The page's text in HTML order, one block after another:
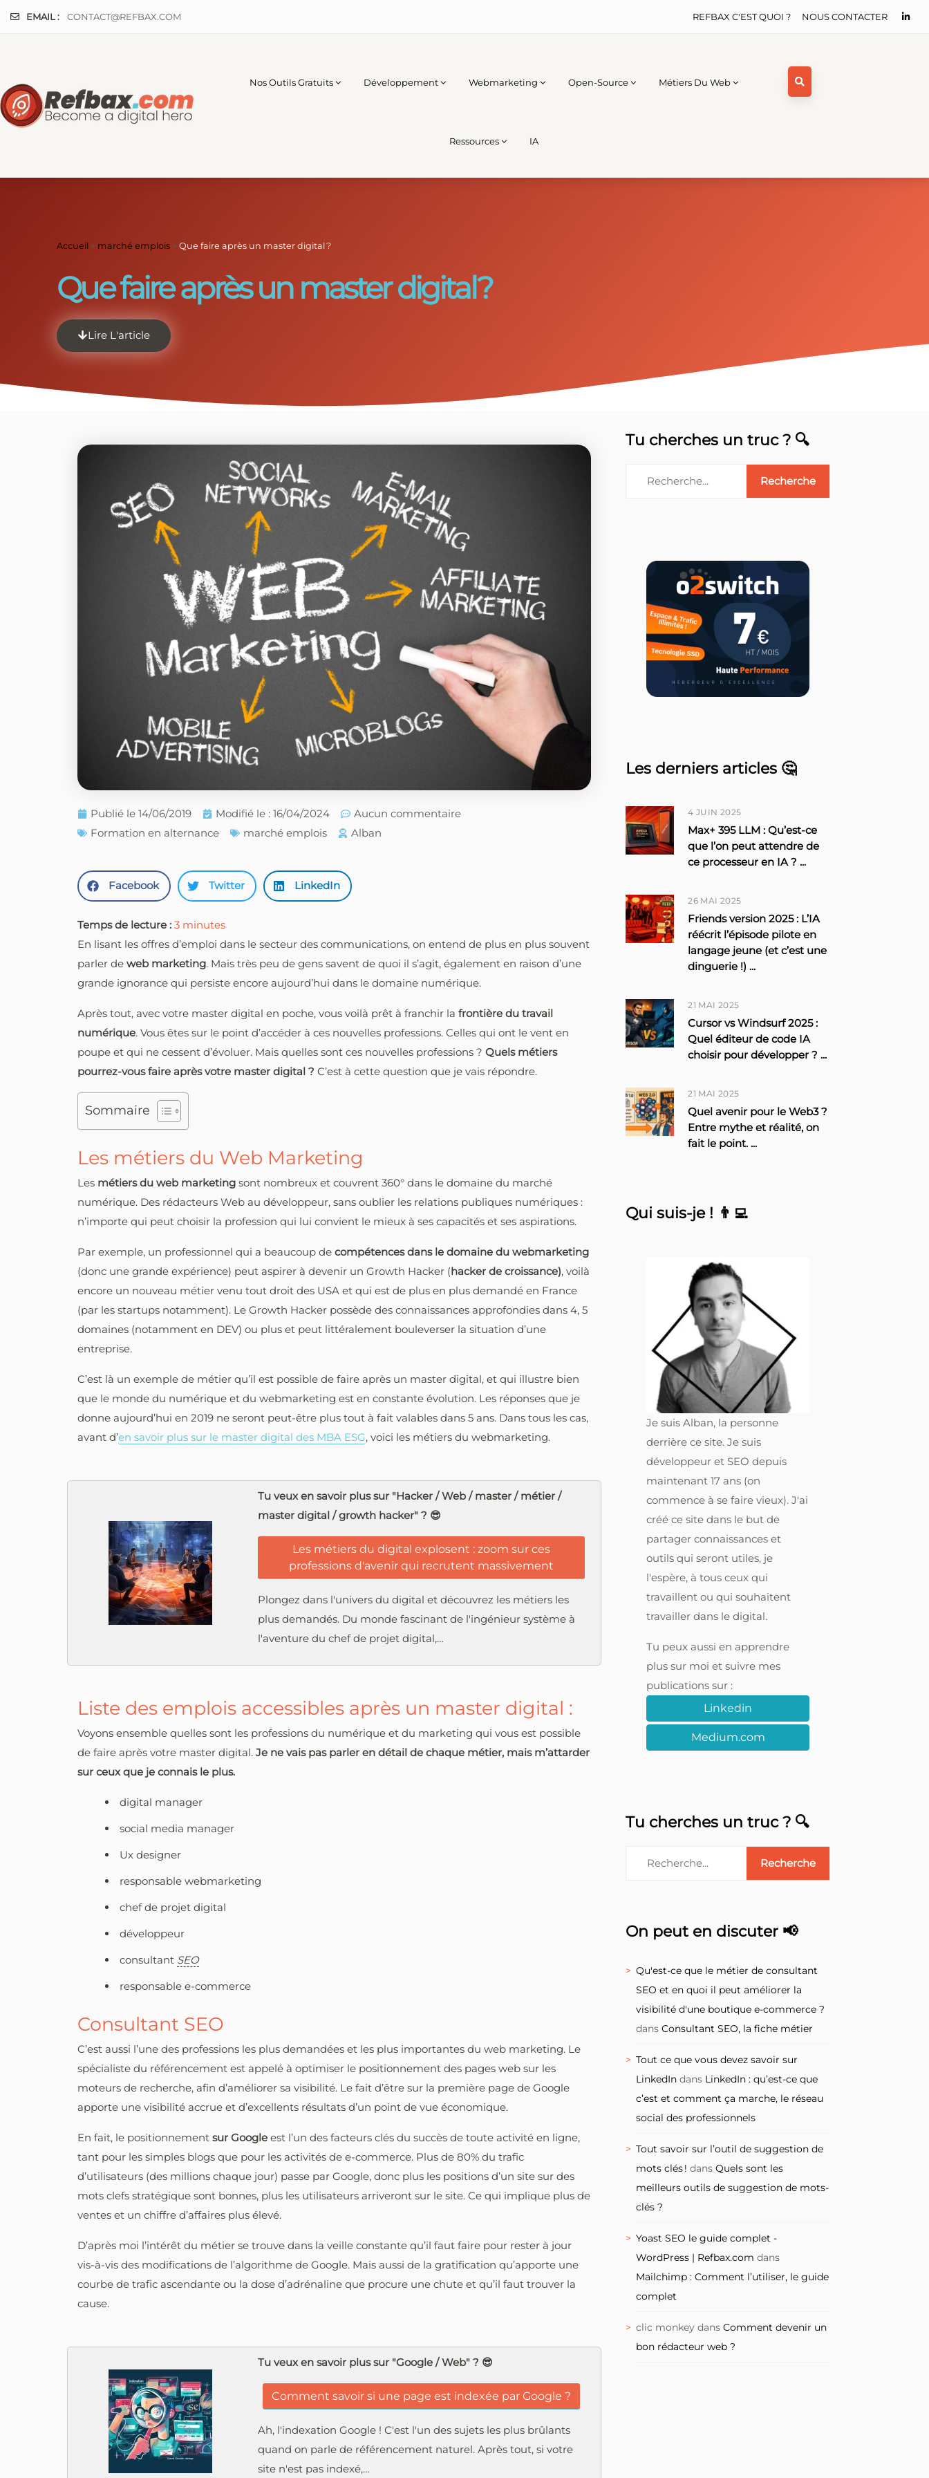
EMAIL : CONTACT@REFBAX.COM NOUS CONTACTER
REFBAX C'EST QUOI ?
Nos Outils Gratuits Développement Webmarketing Open-Source Métiers Du Web
Ressources IA
Accueil > marché emplois > Que faire après un master digital ?
Que faire après un master digital ?
Lire L'article
Publié le 14/06/2019 Modifié le : 16/04/2024
Aucun commentaire
Formation en alternance
marché emplois Alban
Facebook Twitter LinkedIn
Temps de lecture : 3 minutes
En lisant les offres d’emploi dans le secteur des communications, on entend de plus en plus souvent
parler de web marketing. Mais très peu de gens savent de quoi il s’agit, également en raison d’une
grande ignorance qui persiste encore aujourd’hui dans le domaine numérique.
Après tout, avec votre master digital en poche, vous voilà prêt à franchir la frontière du travail
numérique. Vous êtes sur le point d’accéder à ces nouvelles professions. Celles qui ont le vent en
poupe et qui ne cessent d’évoluer. Mais quelles sont ces nouvelles professions ? Quels métiers
pourrez-vous faire après votre master digital ? C’est à cette question que je vais répondre.
Sommaire
Les métiers du Web Marketing
Les métiers du web marketing sont nombreux et couvrent 360° dans le domaine du marché
numérique. Des rédacteurs Web au développeur, sans oublier les relations publiques numériques :
n’importe qui peut choisir la profession qui lui convient le mieux à ses capacités et ses aspirations.
Par exemple, un professionnel qui a beaucoup de compétences dans le domaine du webmarketing
(donc une grande expérience) peut aspirer à devenir un Growth Hacker (hacker de croissance), voilà
encore un nouveau métier venu tout droit des USA et qui est de plus en plus demandé en France
(par les startups notamment). Le Growth Hacker possède des connaissances approfondies dans 4, 5
domaines (notamment en DEV) ou plus et peut littéralement bouleverser la situation d’une
entreprise.
C’est là un exemple de métier qu’il est possible de faire après un master digital, et qui illustre bien
que le monde du numérique et du webmarketing est en constante évolution. Les réponses que je
donne aujourd’hui en 2019 ne seront peut-être plus tout à fait valables dans 5 ans. Dans tous les cas,
avant d’en savoir plus sur le master digital des MBA ESG, voici les métiers du webmarketing.
Tu veux en savoir plus sur "Hacker / Web / master / métier /
master digital / growth hacker" ? 😎
Les métiers du digital explosent : zoom sur ces
professions d'avenir qui recrutent massivement
Plongez dans l'univers du digital et découvrez les métiers les
plus demandés. Du monde fascinant de l'ingénieur système à
l'aventure du chef de projet digital,…
Liste des emplois accessibles après un master digital :
Voyons ensemble quelles sont les professions du numérique et du marketing qui vous est possible
de faire après votre master digital. Je ne vais pas parler en détail de chaque métier, mais m’attarder
sur ceux que je connais le plus.
digital manager
social media manager
Ux designer
responsable webmarketing
chef de projet digital
développeur
consultant SEO
responsable e-commerce
Consultant SEO
C’est aussi l’une des professions les plus demandées et les plus importantes du web marketing. Le
spécialiste du référencement est appelé à optimiser le positionnement des pages web sur les
moteurs de recherche, afin d’améliorer sa visibilité. Le fait d’être sur la première page de Google
apporte une visibilité accrue et d’excellents résultats d’un point de vue économique.
En fait, le positionnement sur Google est l’un des facteurs clés du succès de toute activité en ligne,
tant pour les simples blogs que pour les activités de e-commerce. Plus de 80% du trafic
d’utilisateurs (des millions chaque jour) passe par Google, donc plus les positions d’un site sur des
mots clefs stratégique sont bonnes, plus les utilisateurs arriveront sur le site. Ce qui implique plus de
ventes et un chiffre d’affaires plus élevé.
D’après moi l’intérêt du métier se trouve dans la veille constante qu’il faut faire pour rester à jour
vis-à-vis des modifications de l’algorithme de Google. Mais aussi de la gratification qu’apporte une
courbe de trafic ascendante ou la dose d’adrénaline que procure une chute et qu’il faut trouver la
cause.
Tu veux en savoir plus sur "Google / Web" ? 😎
Comment savoir si une page est indexée par Google ?
Ah, l'indexation Google ! C'est l'un des sujets les plus brûlants
quand on parle de référencement naturel. Après tout, si votre
site n'est pas indexé,…
Tu cherches un truc ? 🔍
Les derniers articles 🤔
4 JUIN 2025
Max+ 395 LLM : Qu’est-ce
que l’on peut attendre de
ce processeur en IA ? ...
26 MAI 2025
Friends version 2025 : L’IA
réécrit l’épisode pilote en
langage jeune (et c’est une
dinguerie !) ...
21 MAI 2025
Cursor vs Windsurf 2025 :
Quel éditeur de code IA
choisir pour développer ? ...
21 MAI 2025
Quel avenir pour le Web3 ?
Entre mythe et réalité, on
fait le point. ...
Qui suis-je ! 👨‍💻
Je suis Alban, la personne
derrière ce site. Je suis
développeur et SEO depuis
maintenant 17 ans (on
commence à se faire vieux). J'ai
créé ce site dans le but de
partager connaissances et
outils qui seront utiles, je
l'espère, à tous ceux qui
travaillent ou qui souhaitent
travailler dans le digital.
Tu peux aussi en apprendre
plus sur moi et suivre mes
publications sur :
Linkedin
Medium.com
Tu cherches un truc ? 🔍
On peut en discuter 📢
Qu'est-ce que le métier de consultant
SEO et en quoi il peut améliorer la
visibilité d'une boutique e-commerce ?
dansConsultant SEO, la fiche métier
Tout ce que vous devez savoir sur
LinkedIn dans LinkedIn : qu’est-ce que
c’est et comment ça marche, le réseau
social des professionnels
Tout savoir sur l’outil de suggestion de
mots clés ! dansQuels sont les
meilleurs outils de suggestion de mots-
clés ?
Yoast SEO le guide complet -
WordPress | Refbax.com dans
Mailchimp : Comment l’utiliser, le guide
complet
clic monkey dansComment devenir un
bon rédacteur web ?